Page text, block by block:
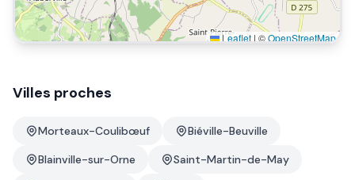
Leaflet | ©OpenStreetMap
Villes proches
Morteaux-Coulibœuf
Biéville-Beuville
Blainville-sur-Orne
Saint-Martin-de-May